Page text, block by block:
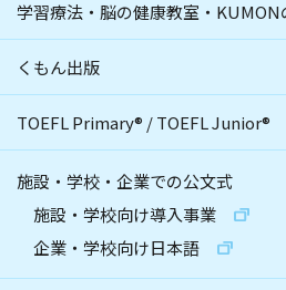
学習療法・脳の健康教室・KUMON
くもん出版
TOEFL Primary® /TOEFL Junior®
施設・学校・企業での公文式
施設・学校向け導入事業
企業・学校向け日本語